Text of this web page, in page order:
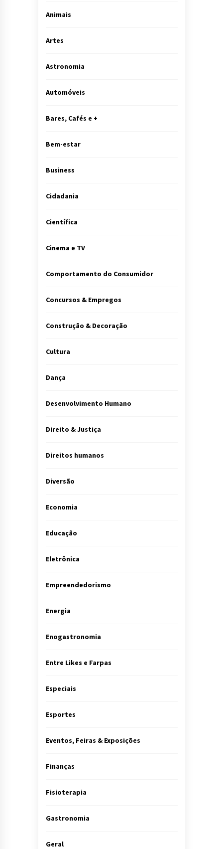
Animais
Artes
Astronomia
Automóveis
Bares, Cafés e +
Bem-estar
Business
Cidadania
Científica
Cinema e TV
Comportamento do Consumidor
Concursos & Empregos
Construção & Decoração
Cultura
Dança
Desenvolvimento Humano
Direito & Justiça
Direitos humanos
Diversão
Economia
Educação
Eletrônica
Empreendedorismo
Energia
Enogastronomia
Entre Likes e Farpas
Especiais
Esportes
Eventos, Feiras & Exposições
Finanças
Fisioterapia
Gastronomia
Geral